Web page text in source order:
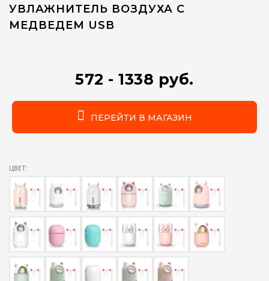
УВЛАЖНИТЕЛЬ ВОЗДУХА С
МЕДВЕДЕМ USB
572 - 1338 руб.
ПЕРЕЙТИ В МАГАЗИН
ЦВЕТ: